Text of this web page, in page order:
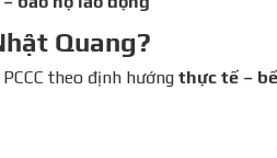
Quang?
theo định hướng thực tế –